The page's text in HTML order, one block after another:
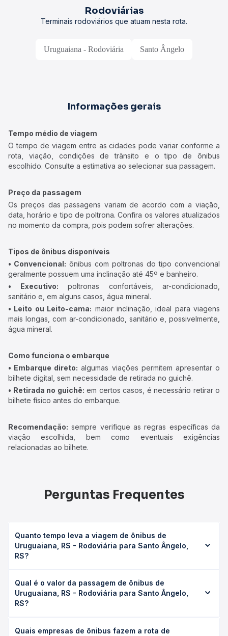
Rodoviárias
Terminais rodoviários que atuam nesta rota.
Uruguaiana - Rodoviária Santo Ângelo
Informações gerais
Tempo médio de viagem
O tempo de viagem entre as cidades pode variar conforme a
rota, viação, condições de trânsito e o tipo de ônibus
escolhido. Consulte a estimativa ao selecionar sua passagem.
Preço da passagem
Os preços das passagens variam de acordo com a viação,
data, horário e tipo de poltrona. Confira os valores atualizados
no momento da compra, pois podem sofrer alterações.
Tipos de ônibus disponíveis
• Convencional: ônibus com poltronas do tipo convencional
geralmente possuem uma inclinação até 45º e banheiro.
• Executivo: poltronas confortáveis, ar-condicionado,
sanitário e, em alguns casos, água mineral.
• Leito ou Leito-cama: maior inclinação, ideal para viagens
mais longas, com ar-condicionado, sanitário e, possivelmente,
água mineral.
Como funciona o embarque
• Embarque direto: algumas viações permitem apresentar o
bilhete digital, sem necessidade de retirada no guichê.
• Retirada no guichê: em certos casos, é necessário retirar o
bilhete físico antes do embarque.
Recomendação: sempre verifique as regras específicas da
viação escolhida, bem como eventuais exigências
relacionadas ao bilhete.
Perguntas Frequentes
Quanto tempo leva a viagem de ônibus de
Uruguaiana, RS - Rodoviária para Santo Ângelo,
RS?
Santo Ângelo, RS leva em média 6h 15min, podendo variar
conforme a viação, o tipo de serviço (convencional,
executivo ou leito) e as condições de tráfego. Na Quero
Qual é o valor da passagem de ônibus de
Uruguaiana, RS - Rodoviária para Santo Ângelo,
RS?
Rodoviária para Santo Ângelo, RS custa em média R$
Quais empresas de ônibus fazem a rota de